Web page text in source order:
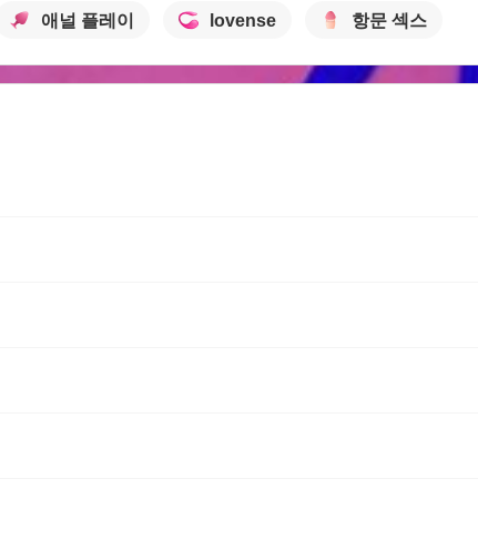
애널 플레이 lovense 항문 섹스